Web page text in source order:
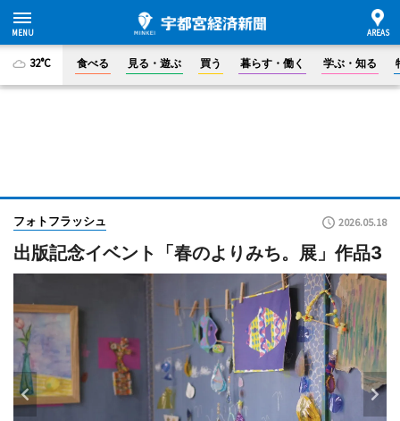
32°C 食べる 見る・遊ぶ 買う 暮らす・働く 学ぶ・知る
フォトフラッシュ 2026.05.18
出版記念イベント「春のよりみち。展」作品3